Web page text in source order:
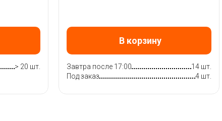
> 20 шт.
В корзину
Завтра после 17:00
14 шт.
Под заказ
4 шт.